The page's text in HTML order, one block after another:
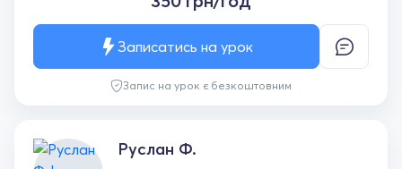
Запис на урок є безкоштовним
Записатись на урок
Руслан Ф.